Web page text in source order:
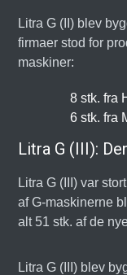
Litra G (II) blev
firmaer stod for
maskiner:
8 stk. fra
6 stk. fra
Litra G (III):
Litra G (III) var
af G-maskinerne
alt 51 stk. af de
Litra G (III) blev